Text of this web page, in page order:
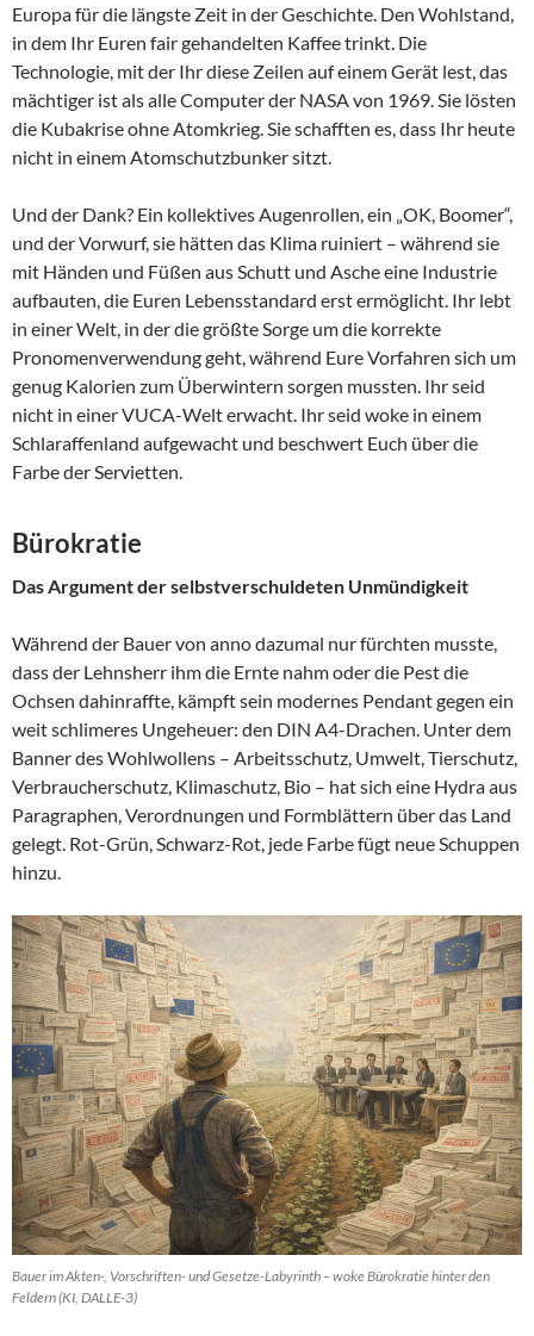
Europa für die längste Zeit in der Geschichte. Den Wohlstand,
in dem Ihr Euren fair gehandelten Kaffee trinkt. Die
Technologie, mit der Ihr diese Zeilen auf einem Gerät lest, das
mächtiger ist als alle Computer der NASA von 1969. Sie lösten
die Kubakrise ohne Atomkrieg. Sie schafften es, dass Ihr heute
nicht in einem Atomschutzbunker sitzt.
Und der Dank? Ein kollektives Augenrollen, ein „OK, Boomer“,
und der Vorwurf, sie hätten das Klima ruiniert – während sie
mit Händen und Füßen aus Schutt und Asche eine Industrie
aufbauten, die Euren Lebensstandard erst ermöglicht. Ihr lebt
in einer Welt, in der die größte Sorge um die korrekte
Pronomenverwendung geht, während Eure Vorfahren sich um
genug Kalorien zum Überwintern sorgen mussten. Ihr seid
nicht in einer VUCA-Welt erwacht. Ihr seid woke in einem
Schlaraffenland aufgewacht und beschwert Euch über die
Farbe der Servietten.
Bürokratie
Das Argument der selbstverschuldeten Unmündigkeit
Während der Bauer von anno dazumal nur fürchten musste,
dass der Lehnsherr ihm die Ernte nahm oder die Pest die
Ochsen dahinraffte, kämpft sein modernes Pendant gegen ein
weit schlimeres Ungeheuer: den DIN A4-Drachen. Unter dem
Banner des Wohlwollens – Arbeitsschutz, Umwelt, Tierschutz,
Verbraucherschutz, Klimaschutz, Bio – hat sich eine Hydra aus
Paragraphen, Verordnungen und Formblättern über das Land
gelegt. Rot-Grün, Schwarz-Rot, jede Farbe fügt neue Schuppen
hinzu.
Bauer im Akten-, Vorschriften- und Gesetze-Labyrinth – woke Bürokratie hinter den
Feldern (KI, DALLE-3)